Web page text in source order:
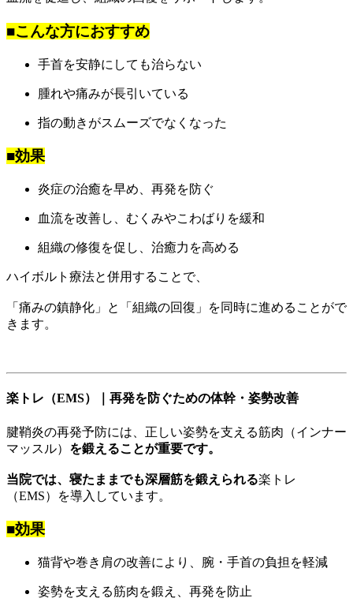
■こんな方におすすめ
手首を安静にしても治らない
腫れや痛みが長引いている
指の動きがスムーズでなくなった
■効果
炎症の治癒を早め、再発を防ぐ
血流を改善し、むくみやこわばりを緩和
組織の修復を促し、治癒力を高める
ハイボルト療法と併用することで、
「痛みの鎮静化」と「組織の回復」を同時に進めることがで
きます。
楽トレ（EMS）｜再発を防ぐための体幹・姿勢改善
腱鞘炎の再発予防には、正しい姿勢を支える筋肉（インナー
マッスル） を鍛えることが重要です。
当院では、寝たままでも深層筋を鍛えられる楽トレ
（EMS）を導入しています。
■効果
猫背や巻き肩の改善により、腕・手首の負担を軽減
姿勢を支える筋肉を鍛え、再発を防止